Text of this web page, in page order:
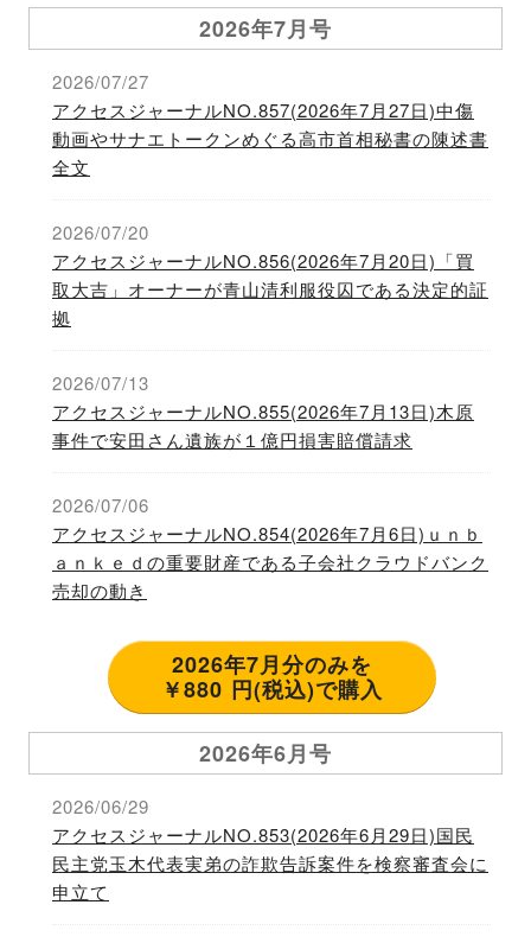
2026年7月号
2026/07/27
アクセスジャーナルNO.857(2026年7月27日)中傷
動画やサナエトークンめぐる高市首相秘書の陳述書
全文
2026/07/20
アクセスジャーナルNO.856(2026年7月20日)「買
取大吉」オーナーが青山清利服役囚である決定的証
拠
2026/07/13
アクセスジャーナルNO.855(2026年7月13日)木原
事件で安田さん遺族が１億円損害賠償請求
2026/07/06
アクセスジャーナルNO.854(2026年7月6日)ｕｎｂ
ａｎｋｅｄの重要財産である子会社クラウドバンク
売却の動き
2026年7月分のみを
￥880 円(税込)で購入
2026年6月号
2026/06/29
アクセスジャーナルNO.853(2026年6月29日)国民
民主党玉木代表実弟の詐欺告訴案件を検察審査会に
申立て